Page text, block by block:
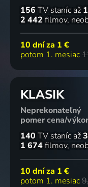
156 TV staníc až
2 442 filmov
10 dní za 1 €
potom 1. mesiac
KLASIK
Neprekonateľný
pomer cena/
140 TV staníc až
1 674filmov
10 dní za 1 €
potom 1. mesiac